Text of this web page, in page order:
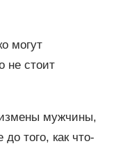
могут
не стоит
мужчины,
того, как что-